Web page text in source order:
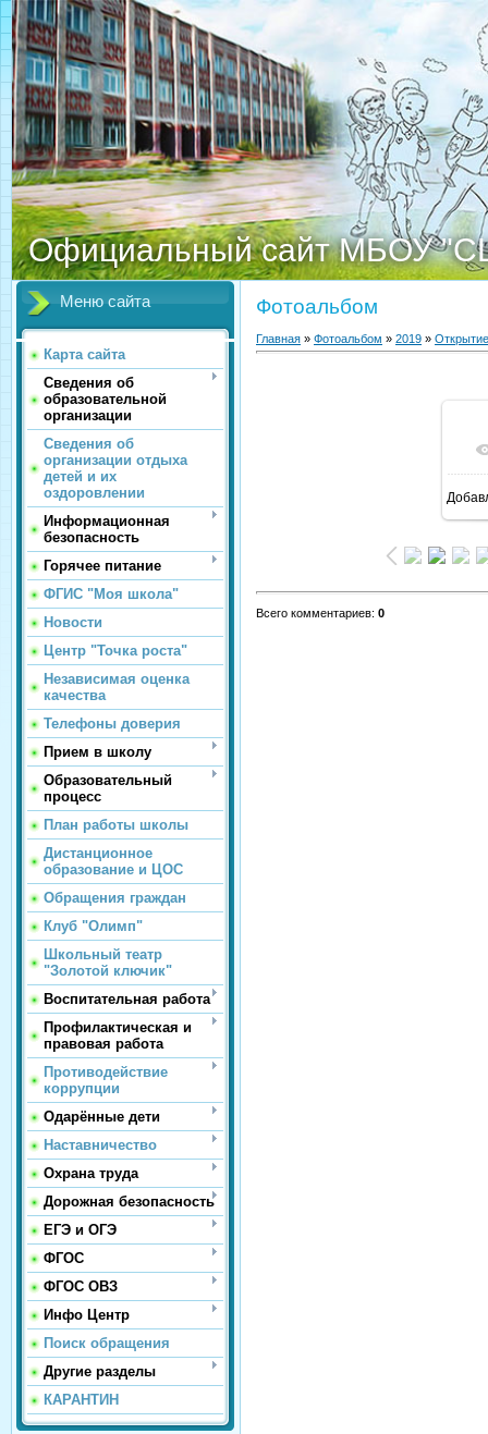
Официальный сайт МБОУ
Меню сайта
Карта сайта
Сведения об
образовательной
организации
Сведения об
организации отдыха
детей и их
оздоровлении
Информационная
безопасность
Горячее питание
ФГИС "Моя школа"
Новости
Центр "Точка роста"
Независимая оценка
качества
Телефоны доверия
Прием в школу
Образовательный
процесс
План работы школы
Дистанционное
образование и ЦОС
Обращения граждан
Клуб "Олимп"
Школьный театр
"Золотой ключик"
Воспитательная работа
Профилактическая и
правовая работа
Противодействие
коррупции
Одарённые дети
Наставничество
Охрана труда
Дорожная безопасность
ЕГЭ и ОГЭ
ФГОС
ФГОС ОВЗ
Инфо Центр
Поиск обращения
Другие разделы
КАРАНТИН
Фотоальбом
Главная » Фотоальбом » 2019 »
Всего комментариев: 0